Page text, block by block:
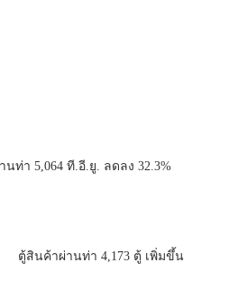
ท่า 5,064 ที.อี.ยู. ลดลง 32.3%
ตู้สินค้าผ่านท่า 4,173 ตู้ เพิ่มขึ้น